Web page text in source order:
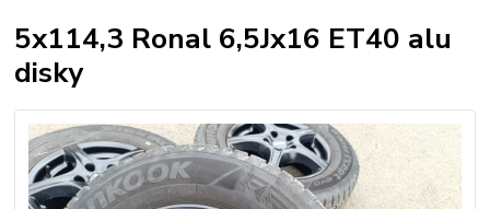
5x114,3 Ronal 6,5Jx16 ET40 alu
disky